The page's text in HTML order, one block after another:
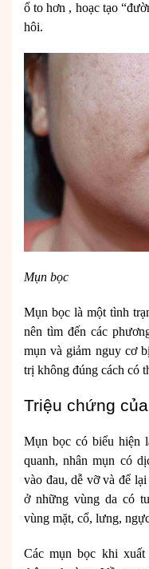
ổ to hơn , hoạc tạo
hôi.
Mụn bọc
Mụn bọc là một tình
nên tìm đến các
mụn và giảm nguy cơ
trị không đúng cách có
Triệu chứng
Mụn bọc có biểu hiện
quanh, nhân mụn có
vào đau, dễ vỡ và để
ở những vùng da có
vùng mặt, cổ, lưng,
Các mụn bọc khi